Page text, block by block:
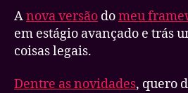
Anova versão domeu
em estágio avançado e trás
coisas legais.
Dentre as novidades, quero